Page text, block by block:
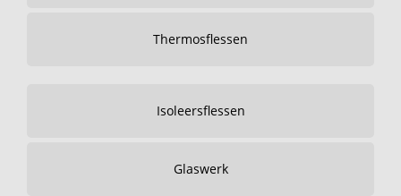
Thermosflessen
Isoleersflessen
Glaswerk